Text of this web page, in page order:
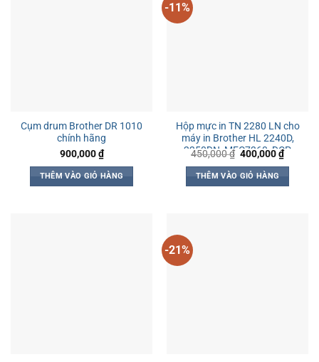
Cụm drum Brother DR 1010
chính hãng
900,000₫
THÊM VÀO GIỎ HÀNG
-11%
Hộp mực in TN 2280 LN cho
máy in Brother HL 2240D,
2250DN, MFC7360, DCP
7060
450,000₫ Giá
là:
450,000 ₫.
400,000₫Giá
hiện
THÊM VÀO GIỎ HÀNG
-21%